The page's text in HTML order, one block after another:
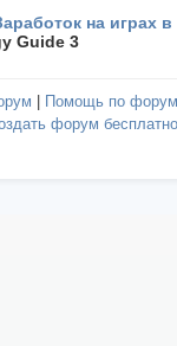
на играх в
Guide 3
| Помощь по